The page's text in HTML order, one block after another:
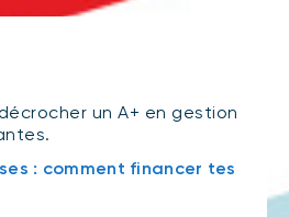
un A+ en gestion
: comment financer tes